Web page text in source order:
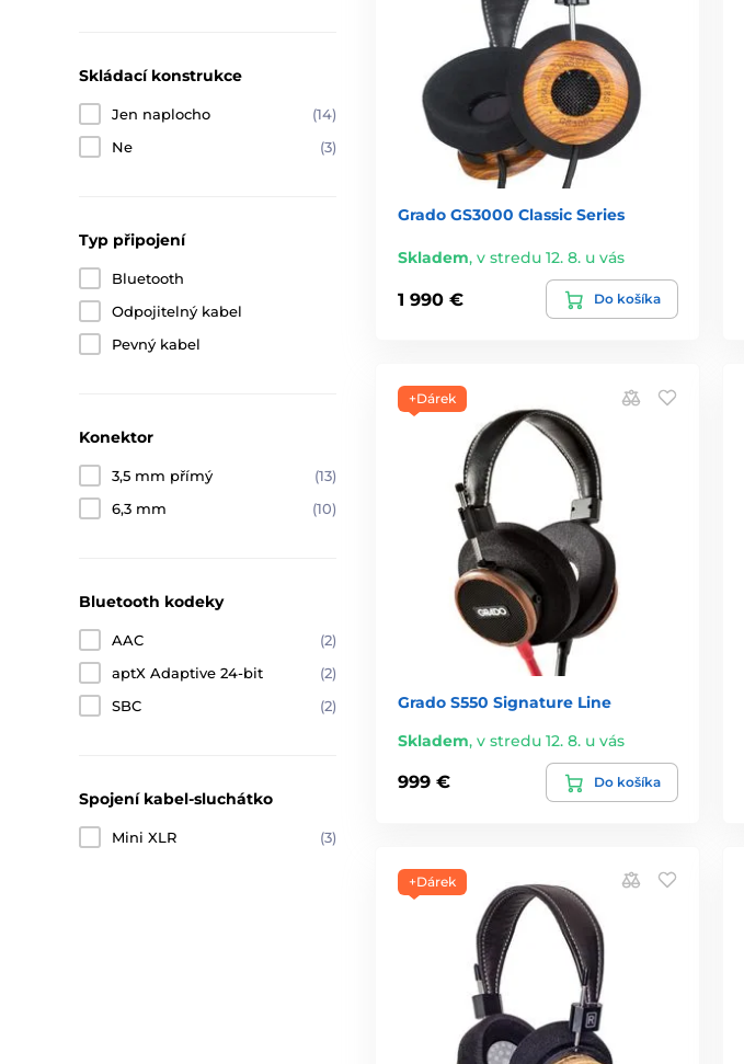
Skládací konstrukce
Jen naplocho
(14)
Ne
(3)
Typ připojení
Bluetooth
Odpojitelný kabel
Pevný kabel
Konektor
3,5 mm přímý
(13)
6,3 mm
(10)
Bluetooth kodeky
AAC
(2)
aptX Adaptive 24-bit
(2)
SBC
(2)
Spojení kabel-sluchátko
Mini XLR (3)
Grado GS3000 Classic Series
Skladem, v stredu 12. 8. u vás
1 990 € Do košíka
+Dárek
Grado S550 Signature Line
Skladem, v stredu 12. 8. u vás
999 € Do košíka
+Dárek